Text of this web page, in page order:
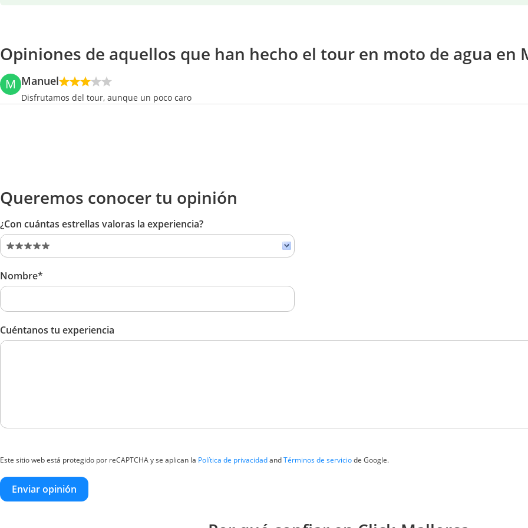
Opiniones de aquellos que han hecho el tour en moto de agua en
M Manuel
Disfrutamos del tour, aunque un poco caro
Queremos conocer tu opinión
¿Con cuántas estrellas valoras la experiencia?
Nombre*
Cuéntanos tu experiencia
Este sitio web está protegido por reCAPTCHA y se aplican la Política de privacidadandTérminos de serviciode Google.
Enviar opinión